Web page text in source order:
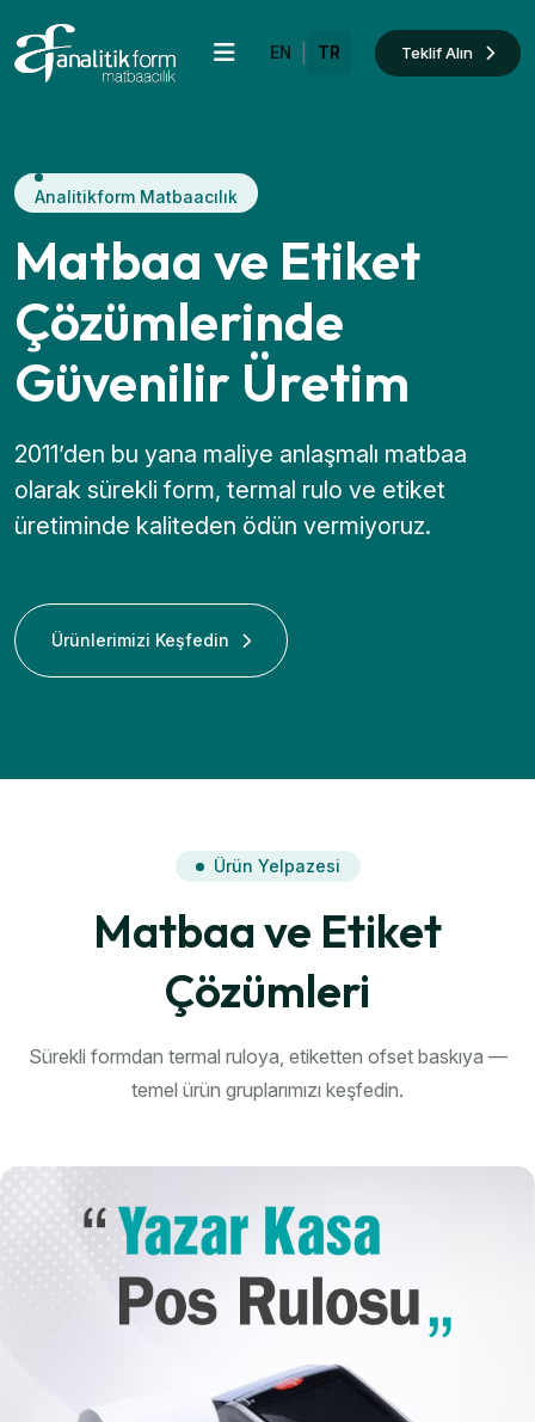
EN TR Teklif Alın
Analitikform Matbaacılık
Matbaa ve Etiket
Çözümlerinde
Güvenilir Üretim
2011’den bu yana maliye anlaşmalı matbaa
olarak sürekli form, termal rulo ve etiket
üretiminde kaliteden ödün vermiyoruz.
Ürünlerimizi Keşfedin
Ürün Yelpazesi
Matbaa ve Etiket
Çözümleri
Sürekli formdan termal ruloya, etiketten ofset baskıya —
temel ürün gruplarımızı keşfedin.